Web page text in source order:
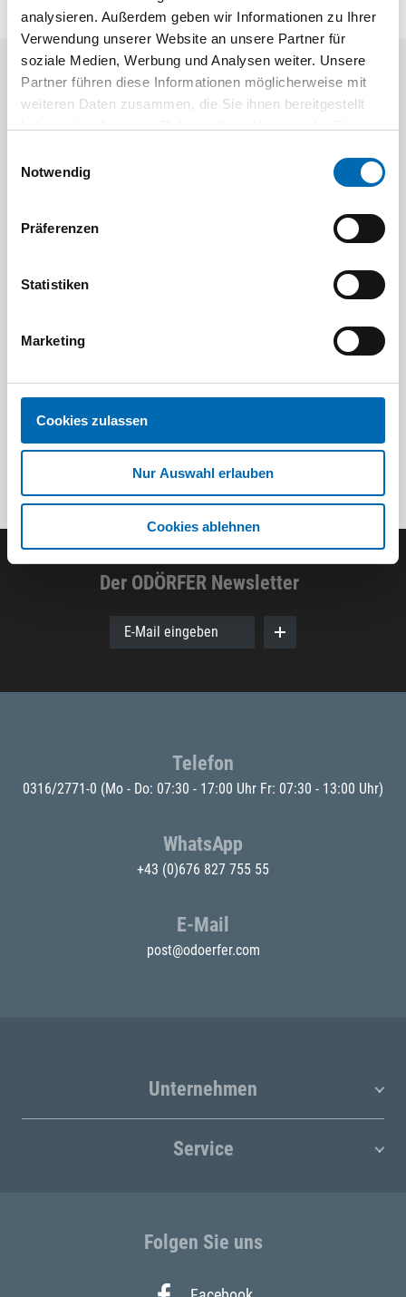
analysieren. Außerdem geben wir Informationen zu Ihrer
Verwendung unserer Website an unsere Partner für
soziale Medien, Werbung und Analysen weiter. Unsere
Partner führen diese Informationen möglicherweise mit
weiteren Daten zusammen, die Sie ihnen bereitgestellt
Notwendig
Präferenzen
Statistiken
Marketing
Cookies zulassen
Nur Auswahl erlauben
Cookies ablehnen
Aktuelle Angebote
SELFCLEAN Filtersack SC FIS-CT Bit-
Artikel-Nr.
Der ODÖRFER Newsletter
E-Mail eingeben
Telefon
0316/2771-0 (Mo - Do: 07:30 - 17:00 Uhr Fr: 07:30 - 13:00 Uhr)
WhatsApp
+43 (0)676 827 755 55
E-Mail
post@odoerfer.com
Unternehmen
Service
Folgen Sie uns